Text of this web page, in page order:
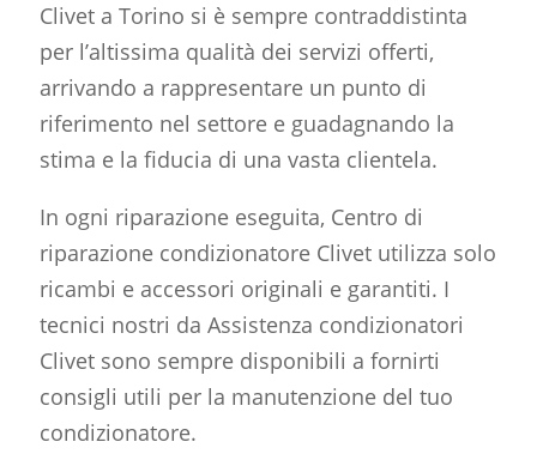
Clivet a Torino si è sempre contraddistinta
per l’altissima qualità dei servizi offerti,
arrivando a rappresentare un punto di
riferimento nel settore e guadagnando la
stima e la fiducia di una vasta clientela.
In ogni riparazione eseguita, Centro di
riparazione condizionatore Clivet utilizza solo
ricambi e accessori originali e garantiti. I
tecnici nostri da Assistenza condizionatori
Clivet sono sempre disponibili a fornirti
consigli utili per la manutenzione del tuo
condizionatore.